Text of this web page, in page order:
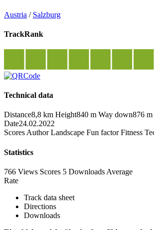
Austria / Salzburg
TrackRank
Technical data
Distance8,8 km Height840 m Way down876 m
Date24.02.2022
Scores Author Landscape Fun factor Fitness
Statistics
766 Views Scores 5 Downloads Average
Rate
Track data sheet
Directions
Downloads